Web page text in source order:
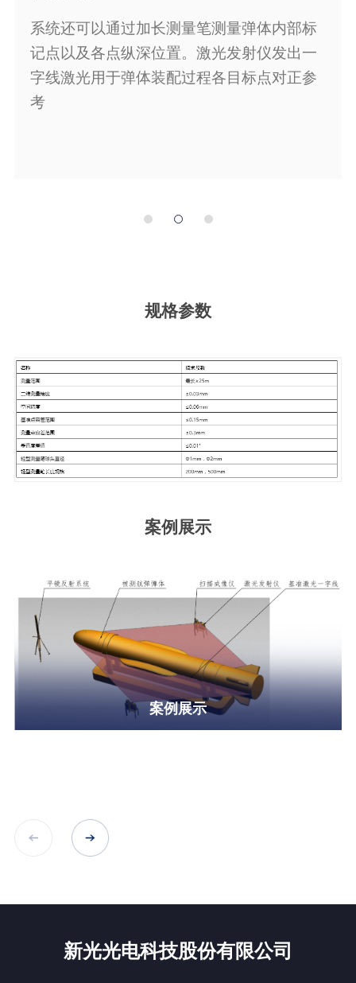
系统还可以通过加长测量笔测量弹体内部标
记点以及各点纵深位置。激光发射仪发出一
字线激光用于弹体装配过程各目标点对正参
考
规格参数
案例展示
案例展示
新光光电科技股份有限公司